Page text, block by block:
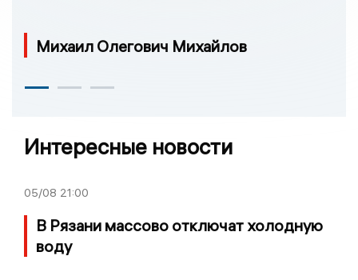
Михаил Олегович Михайлов
Интересные новости
05/08 21:00
В Рязани массово отключат холодную
воду